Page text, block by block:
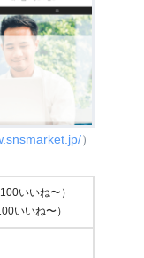
）
いいね〜）
いいね〜）